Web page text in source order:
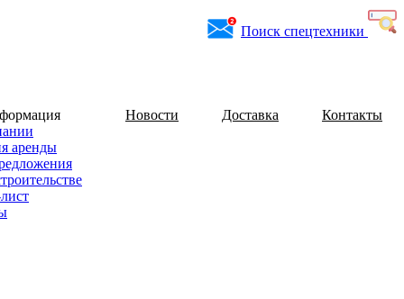
Поиск спецтехники
аренды
Новости Доставка Контакты